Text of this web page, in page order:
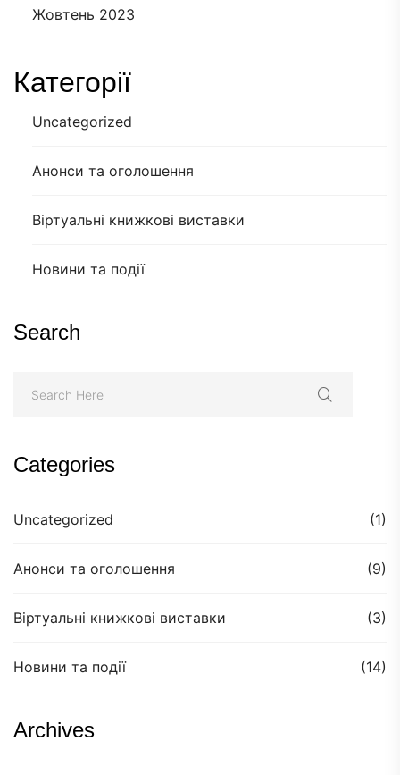
Жовтень 2023
Категорії
Uncategorized
Анонси та оголошення
Віртуальні книжкові виставки
Новини та події
Search
Categories
Uncategorized (1)
Анонси та оголошення (9)
Віртуальні книжкові виставки (3)
Новини та події (14)
Archives